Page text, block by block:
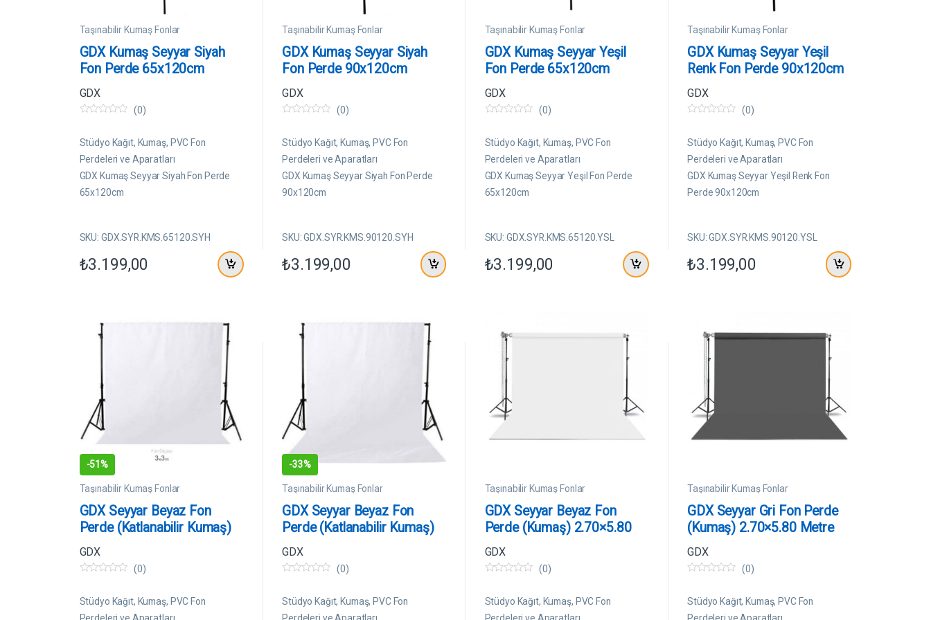
Taşınabilir Kumaş Fonlar
GDX Kumaş Seyyar Siyah
Fon Perde 65x120cm
GDX
ü
z
e
i
d
(0)
Stüdyo Kağıt, Kumaş, PVC Fon
Perdeleri ve Aparatları
GDX Kumaş Seyyar Siyah Fon Perde
65x120cm
SKU: GDX.SYR.KMS.65120.SYH
₺3.199,00
Taşınabilir Kumaş Fonlar
GDX Kumaş Seyyar Siyah
Fon Perde 90x120cm
GDX
ü
z
e
i
d
(0)
Stüdyo Kağıt, Kumaş, PVC Fon
Perdeleri ve Aparatları
GDX Kumaş Seyyar Siyah Fon Perde
90x120cm
SKU: GDX.SYR.KMS.90120.SYH
₺3.199,00
Taşınabilir Kumaş Fonlar
GDX Kumaş Seyyar Yeşil
Fon Perde 65x120cm
GDX
ü
z
e
i
d
(0)
Stüdyo Kağıt, Kumaş, PVC Fon
Perdeleri ve Aparatları
GDX Kumaş Seyyar Yeşil Fon Perde
65x120cm
SKU: GDX.SYR.KMS.65120.YSL
₺3.199,00
Taşınabilir Kumaş Fonlar
GDX Kumaş Seyyar Yeşil
Renk Fon Perde 90x120cm
GDX
ü
z
e
i
d
(0)
Stüdyo Kağıt, Kumaş, PVC Fon
Perdeleri ve Aparatları
GDX Kumaş Seyyar Yeşil Renk Fon
Perde 90x120cm
SKU: GDX.SYR.KMS.90120.YSL
₺3.199,00
-51%
Taşınabilir Kumaş Fonlar
GDX Seyyar Beyaz Fon
Perde (Katlanabilir Kumaş)
3×3 Metre
GDX
ü
z
e
(0)
Stüdyo Kağıt, Kumaş, PVC Fon
Perdeleri ve Aparatları
-33%
Taşınabilir Kumaş Fonlar
GDX Seyyar Beyaz Fon
Perde (Katlanabilir Kumaş)
3×6 Metre
GDX
ü
z
e
(0)
Stüdyo Kağıt, Kumaş, PVC Fon
Perdeleri ve Aparatları
Taşınabilir Kumaş Fonlar
GDX Seyyar Beyaz Fon
Perde (Kumaş) 2.70×5.80
Metre
GDX
ü
z
e
(0)
Stüdyo Kağıt, Kumaş, PVC Fon
Perdeleri ve Aparatları
Taşınabilir Kumaş Fonlar
GDX Seyyar Gri Fon Perde
(Kumaş) 2.70×5.80 Metre
GDX
ü
z
e
(0)
Stüdyo Kağıt, Kumaş, PVC Fon
Perdeleri ve Aparatları